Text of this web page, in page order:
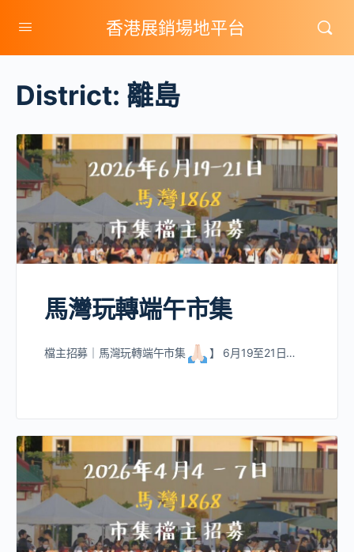
香港展銷場地平台
District: 離島
馬灣玩轉端午市集
檔主招募｜馬灣玩轉端午市集 】 6月19至21日…